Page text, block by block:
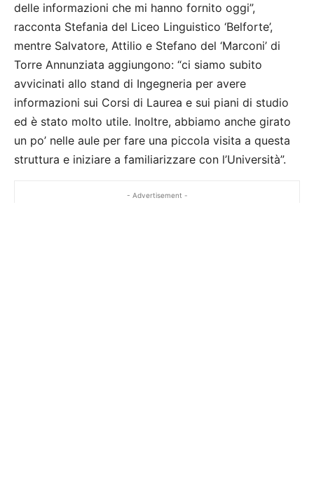
delle informazioni che mi hanno fornito oggi”,
racconta Stefania del Liceo Linguistico ‘Belforte’,
mentre Salvatore, Attilio e Stefano del ‘Marconi’ di
Torre Annunziata aggiungono: “ci siamo subito
avvicinati allo stand di Ingegneria per avere
informazioni sui Corsi di Laurea e sui piani di studio
ed è stato molto utile. Inoltre, abbiamo anche girato
un po’ nelle aule per fare una piccola visita a questa
struttura e iniziare a familiarizzare con l’Università”.
- Advertisement -